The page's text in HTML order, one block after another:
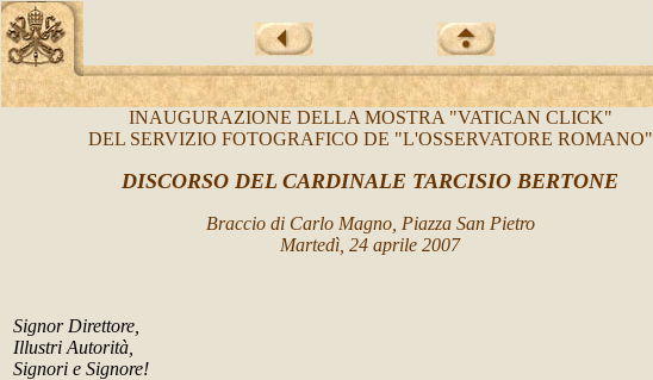
INAUGURAZIONE DELLA MOSTRA "VATICAN CLICK"
DEL SERVIZIO FOTOGRAFICO DE "L'OSSERVATORE ROMANO"
DISCORSO DEL CARDINALE TARCISIO BERTONE
Braccio di Carlo Magno, Piazza San Pietro
Martedì, 24 aprile 2007
Signor Direttore,
Illustri Autorità,
Signori e Signore!